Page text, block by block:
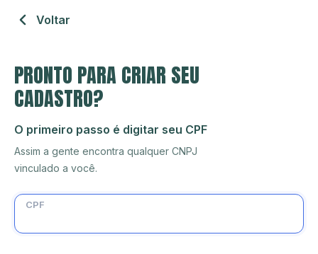
Voltar
PRONTO PARA CRIAR SEU
CADASTRO?
O primeiro passo é digitar seu CPF
Assim a gente encontra qualquer CNPJ
vinculado a você.
CPF